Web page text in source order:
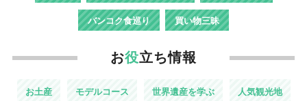
バンコク食巡り 買い物三昧
お役立ち情報
お土産 モデルコース 世界遺産を学ぶ 人気観光地